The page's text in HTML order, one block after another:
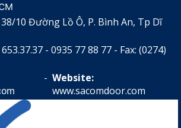
Lồ Ô, P. Bình An, Tp Dĩ
- 0935 77 88 77 - Fax: (0274)
- Website:
www.sacomdoor.com